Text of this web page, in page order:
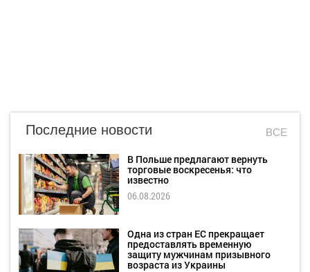
Последние новости ВСЕ
В Польше предлагают вернуть
торговые воскресенья: что
известно
06.08.2026
Одна из стран ЕС прекращает
предоставлять временную
защиту мужчинам призывного
возраста из Украины